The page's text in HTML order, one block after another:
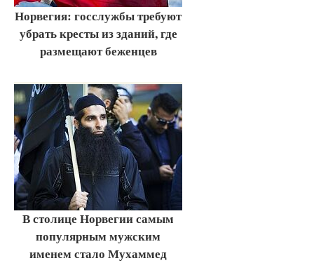
Норвегия: госслужбы требуют
убрать кресты из зданий, где
размещают беженцев
В столице Норвегии самым
популярным мужским
именем стало Мухаммед